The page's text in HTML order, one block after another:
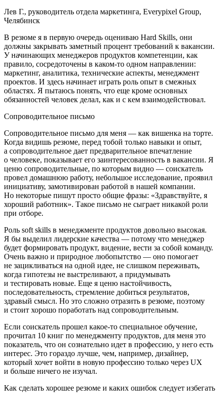
Лев Г., руководитель отдела маркетинга, Everypixel Group,
Челябинск
В резюме я в первую очередь оцениваю Hard Skills, они
должны закрывать заметный процент требований к вакансии.
У начинающих менеджеров продуктов компетенции, как
правило, сосредоточены в каком-то одном направлении:
маркетинг, аналитика, технические аспекты, менеджмент
проектов. И здесь начинает играть роль опыт в смежных
областях. Я пытаюсь понять, что еще кроме основных
обязанностей человек делал, как и с кем взаимодействовал.
Сопроводительное письмо
Сопроводительное письмо для меня — как вишенка на торте.
Когда видишь резюме, перед тобой только навыки и опыт,
а сопроводительное дает предварительное впечатление
о человеке, показывает его заинтересованность в вакансии. Я
ценю сопроводительные, по которым видно — соискатель
провел домашнюю работу, небольшое исследование, проявил
инициативу, замотивирован работой в нашей компании.
Но некоторые пишут просто общие фразы: «Здравствуйте, я
хороший работник». Такое письмо не сыграет никакой роли
при отборе.
Роль soft skills в менеджменте продуктов довольно высокая.
Я бы выделил лидерские качества — потому что менеджер
будет формировать продукт, видение, вести за собой команду.
Очень важно и природное любопытство — оно помогает
не зацикливаться на одной идее, не слишком переживать,
когда гипотезы не выстреливают, а придумывать
и тестировать новые. Еще я ценю настойчивость,
последовательность, стремление добиться результатов,
здравый смысл. Но это сложно отразить в резюме, поэтому
и стоит хорошо поработать над сопроводительным.
Если соискатель прошел какое-то специальное обучение,
прочитал 10 книг по менеджменту продуктов, для меня это
показатель, что он сознательно идет в профессию, у него есть
интерес. Это гораздо лучше, чем, например, дизайнер,
который хочет войти в новую профессию только через UX
и больше ничего не изучал.
Как сделать хорошее резюме и каких ошибок следует избегать